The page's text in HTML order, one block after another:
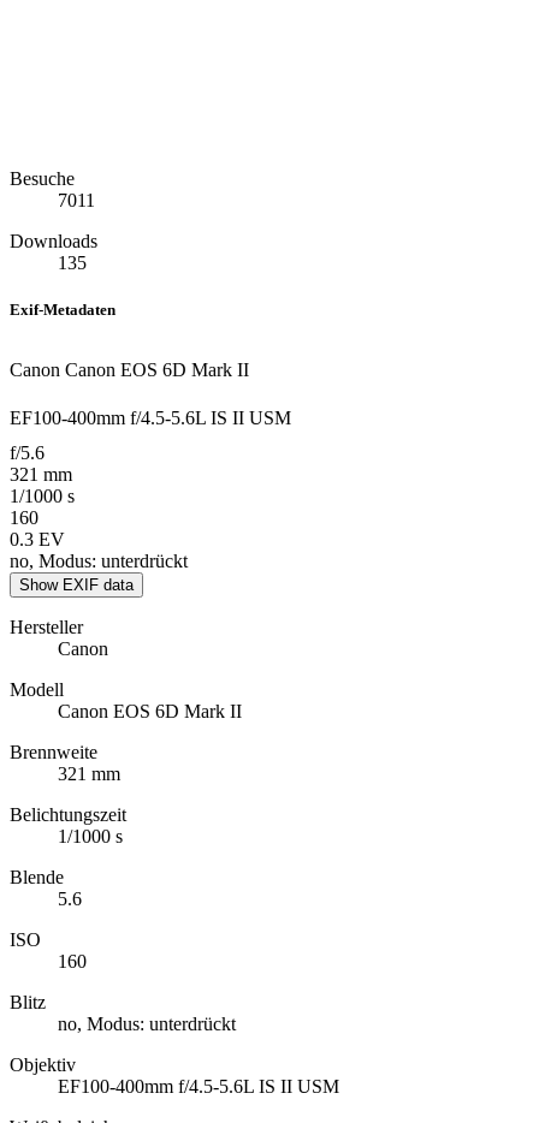
Besuche
7011
Downloads
135
Exif-Metadaten
Canon Canon EOS 6D Mark II
EF100-400mm f/4.5-5.6L IS II USM
f/5.6
321 mm
1/1000 s
160
0.3 EV
no, Modus: unterdrückt
Show EXIF data
Hersteller
Canon
Modell
Canon EOS 6D Mark II
Brennweite
321 mm
Belichtungszeit
1/1000 s
Blende
5.6
ISO
160
Blitz
no, Modus: unterdrückt
Objektiv
EF100-400mm f/4.5-5.6L IS II USM